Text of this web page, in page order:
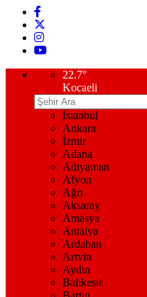
22.7°
Kocaeli
İstanbul
Ankara
İzmir
Adana
Adıyaman
Afyon
Ağrı
Aksaray
Amasya
Antalya
Ardahan
Artvin
Aydın
Balıkesir